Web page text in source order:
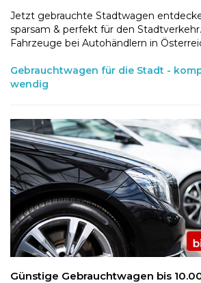
Jetzt gebrauchte Stadtwagen
sparsam & perfekt für den
Fahrzeuge bei Autohändlern in
Gebrauchtwagen für die Stadt -
wendig
Günstige Gebrauchtwagen bis